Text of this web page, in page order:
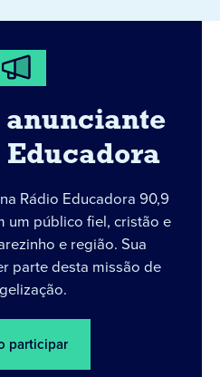
anunciante
Educadora
Rádio Educadora 90,9
um público fiel, cristão e
e região. Sua
parte desta missão de
participar